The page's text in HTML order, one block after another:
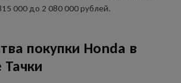
000 до 2 080 000 рублей.
покупки Honda в